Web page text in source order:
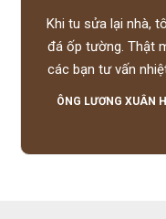
Khi tu sửa lại nhà,
đá ốp tường. Thật
các bạn tư vấn
lượng tốt,
ÔNG LƯƠNG XUÂN